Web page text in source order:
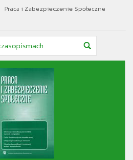
Praca i Zabezpieczenie Społeczne